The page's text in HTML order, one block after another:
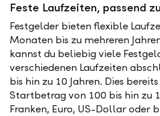
Feste Laufzeiten, passend
Festgelder bieten flexible
Monaten bis zu mehreren
kannst du beliebig viele
verschiedenen Laufzeiten
bis hin zu 10 Jahren. Dies
Startbetrag von 100 bis hin zu
Franken, Euro, US-Dollar oder